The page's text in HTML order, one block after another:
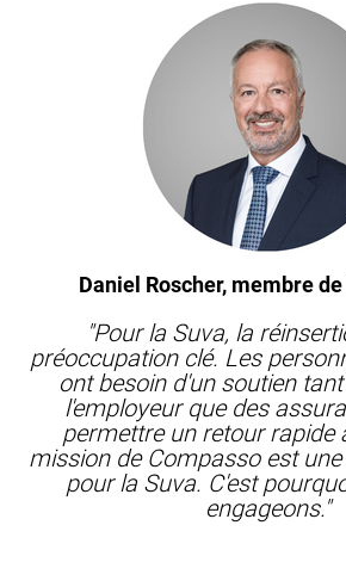
Daniel Roscher, membre
"Pour la Suva, la
préoccupation clé. Les
ont besoin d'un soutien
l'employeur que des
permettre un retour rapide
mission de Compasso est
pour la Suva. C'est
engageons."